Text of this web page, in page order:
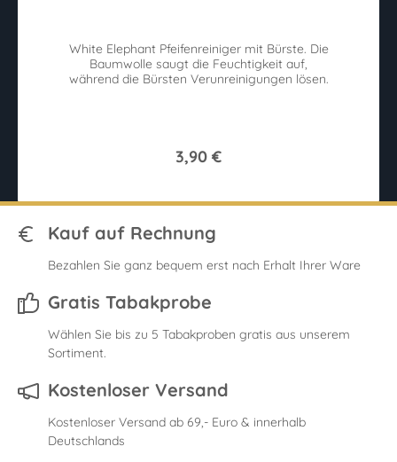
White Elephant Pfeifenreiniger mit Bürste. Die
Baumwolle saugt die Feuchtigkeit auf,
während die Bürsten Verunreinigungen lösen.
3,90 €
Kauf auf Rechnung
Bezahlen Sie ganz bequem erst nach Erhalt Ihrer Ware
Gratis Tabakprobe
Wählen Sie bis zu 5 Tabakproben gratis aus unserem
Sortiment.
Kostenloser Versand
Kostenloser Versand ab 69,- Euro & innerhalb
Deutschlands